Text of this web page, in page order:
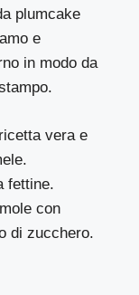
plumcake
e
in modo da
vera e
fettine.
con
di zucchero.